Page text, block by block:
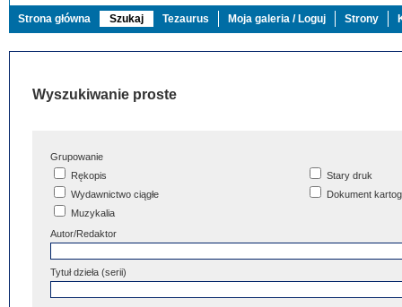
Strona główna Szukaj Tezaurus Moja galeria / Loguj Strony
Wyszukiwanie proste
Grupowanie
Rękopis
Stary druk
Wydawnictwo ciągłe
Dokument
Muzykalia
Autor/Redaktor
Tytuł dzieła (serii)